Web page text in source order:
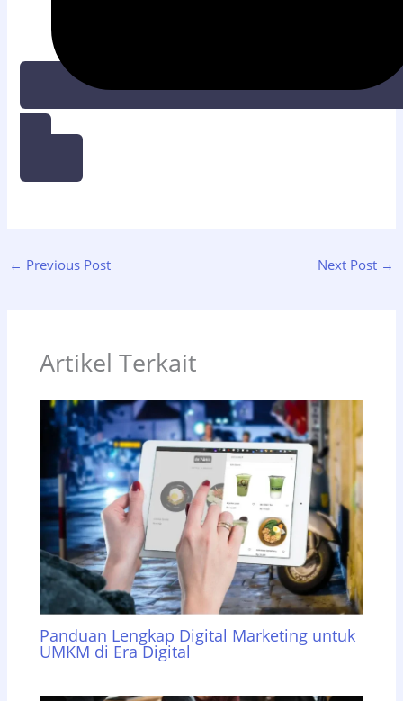
UNDUH PDF
← Previous Post Next Post →
Artikel Terkait
Panduan Lengkap Digital Marketing untuk
UMKM di Era Digital